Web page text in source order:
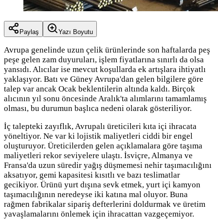
Paylaş Yazı Boyutu
Avrupa genelinde uzun çelik ürünlerinde son haftalarda peş
peşe gelen zam duyuruları, işlem fiyatlarına sınırlı da olsa
yansıdı. Alıcılar ise mevcut koşullarda ek artışlara ihtiyatlı
yaklaşıyor. Batı ve Güney Avrupa'dan gelen bilgilere göre
talep var ancak Ocak beklentilerin altında kaldı. Birçok
alıcının yıl sonu öncesinde Aralık'ta alımlarını tamamlamış
olması, bu durumun başlıca nedeni olarak gösteriliyor.
İç talepteki zayıflık, Avrupalı üreticileri kıta içi ihracata
yöneltiyor. Ne var ki lojistik maliyetleri ciddi bir engel
oluşturuyor. Üreticilerden gelen açıklamalara göre taşıma
maliyetleri rekor seviyelere ulaştı. İsviçre, Almanya ve
Fransa'da uzun süredir yağış düşmemesi nehir taşımacılığını
aksatıyor, gemi kapasitesi kısıtlı ve bazı teslimatlar
gecikiyor. Ürünü yurt dışına sevk etmek, yurt içi kamyon
taşımacılığının neredeyse iki katına mal oluyor. Buna
rağmen fabrikalar sipariş defterlerini doldurmak ve üretim
yavaşlamalarını önlemek için ihracattan vazgeçemiyor.